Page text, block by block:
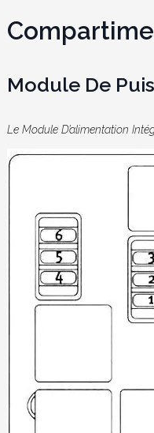
Module De
Le Module D’alimentation